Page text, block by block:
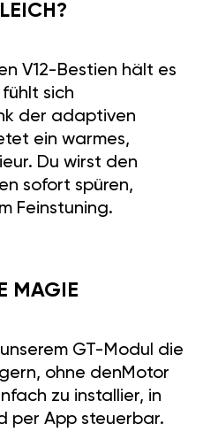
V12-Bestien hält es
sich
der adaptiven
ein warmes,
Du wirst den
sofort spüren,
Feinstuning.
MAGIE
GT-Modul die
ohne denMotor
zu installier, in
per App steuerbar.